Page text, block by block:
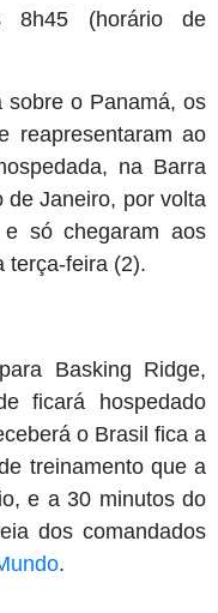
8h45 (horário de
sobre o Panamá, os
reapresentaram ao
na Barra
Janeiro, por volta
só chegaram aos
terça-feira (2).
Basking Ridge,
ficará hospedado
o Brasil fica a
treinamento que a
e a 30 minutos do
dos comandados
.